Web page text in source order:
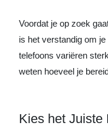
Voordat je op zoek
is het verstandig om
telefoons variëren
weten hoeveel je
Kies het Juiste